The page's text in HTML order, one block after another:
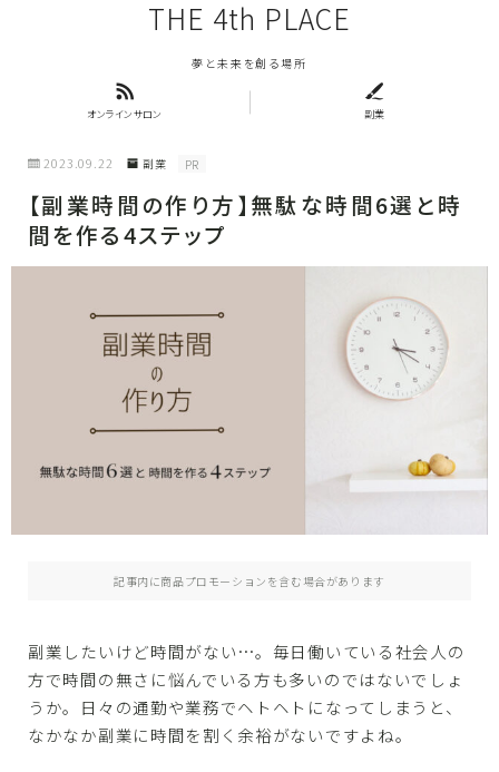
THE 4th PLACE
夢と未来を創る場所
オンラインサロン 副業
2023.09.22 副業 PR
【副業時間の作り方】無駄な時間6選と時
間を作る4ステップ
記事内に商品プロモーションを含む場合があります
副業したいけど時間がない…。毎日働いている社会人の
方で時間の無さに悩んでいる方も多いのではないでしょ
うか。日々の通勤や業務でヘトヘトになってしまうと、
なかなか副業に時間を割く余裕がないですよね。